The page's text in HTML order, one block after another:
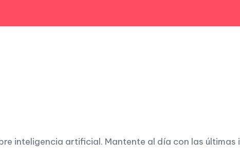
inteligencia artificial. Mantente al día con las últimas